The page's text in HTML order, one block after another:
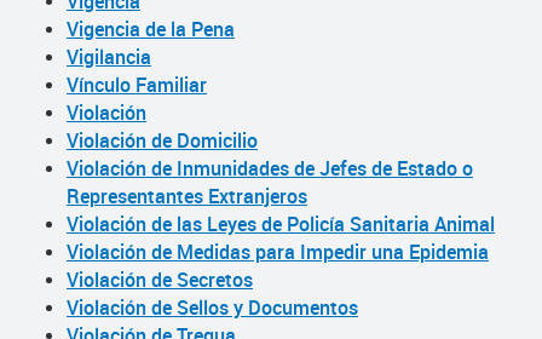
Vigencia de la Pena
Vigilancia
Vínculo Familiar
Violación
Violación de Domicilio
Violación de Inmunidades de Jefes de Estado o
Representantes Extranjeros
Violación de las Leyes de Policía Sanitaria Animal
Violación de Medidas para Impedir una Epidemia
Violación de Secretos
Violación de Sellos y Documentos